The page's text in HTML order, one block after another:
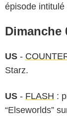
épisode intitulé
Dimanche
US -
Starz.
US - FLASH :
“Elseworlds”